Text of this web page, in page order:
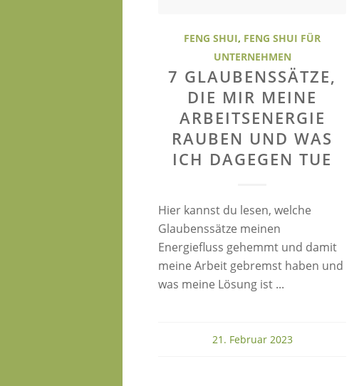
FENG SHUI, FENG SHUI FÜR
UNTERNEHMEN
7 GLAUBENSSÄTZE,
DIE MIR MEINE
ARBEITSENERGIE
RAUBEN UND WAS
ICH DAGEGEN TUE
Hier kannst du lesen, welche
Glaubenssätze meinen
Energiefluss gehemmt und damit
meine Arbeit gebremst haben und
was meine Lösung ist ...
21. Februar 2023